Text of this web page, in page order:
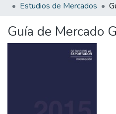
Statistics
Estadísticas Externas
Estudios de Mercados
Guía de Mercado